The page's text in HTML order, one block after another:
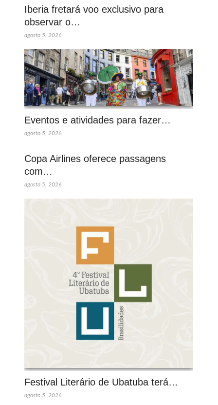
Iberia fretará voo exclusivo para
observar o…
agosto 5, 2026
Eventos e atividades para fazer…
agosto 5, 2026
Copa Airlines oferece passagens
com…
agosto 5, 2026
Festival Literário de Ubatuba terá…
agosto 5, 2026